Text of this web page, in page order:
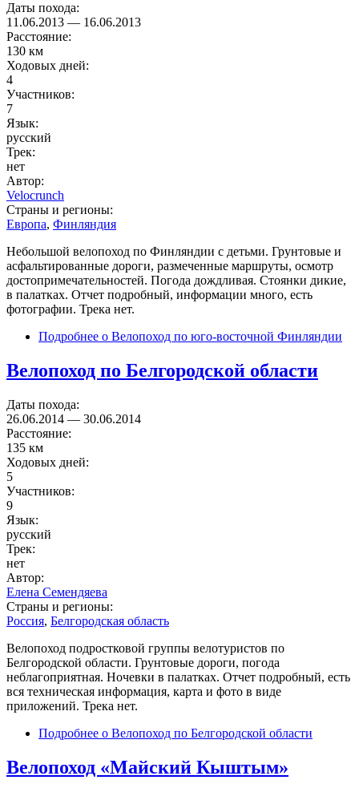
Даты похода:
11.06.2013 — 16.06.2013
Расстояние:
130 км
Ходовых дней:
4
Участников:
7
Язык:
русский
Трек:
нет
Автор:
Velocrunch
Страны и регионы:
Европа, Финляндия
Небольшой велопоход по Финляндии с детьми. Грунтовые и
асфальтированные дороги, размеченные маршруты, осмотр
достопримечательностей. Погода дождливая. Стоянки дикие,
в палатках. Отчет подробный, информации много, есть
фотографии. Трека нет.
Подробнее о Велопоход по юго-восточной Финляндии
Велопоход по Белгородской области
Даты похода:
26.06.2014 — 30.06.2014
Расстояние:
135 км
Ходовых дней:
5
Участников:
9
Язык:
русский
Трек:
нет
Автор:
Елена Семендяева
Страны и регионы:
Россия, Белгородская область
Велопоход подростковой группы велотуристов по
Белгородской области. Грунтовые дороги, погода
неблагоприятная. Ночевки в палатках. Отчет подробный, есть
вся техническая информация, карта и фото в виде
приложений. Трека нет.
Подробнее о Велопоход по Белгородской области
Велопоход «Майский Кыштым»